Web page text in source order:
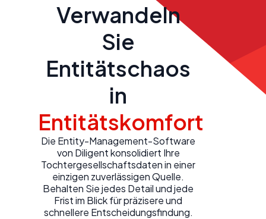
Verwandeln
Sie
Entitätschaos
in
Entitätskomfort
Die Entity-Management-Software
von Diligent konsolidiert Ihre
Tochtergesellschaftsdaten in einer
einzigen zuverlässigen Quelle.
Behalten Sie jedes Detail und jede
Frist im Blick für präzisere und
schnellere Entscheidungsfindung.